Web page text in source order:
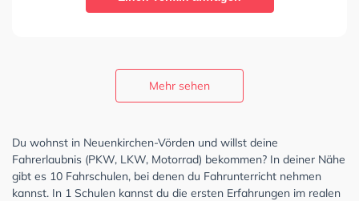
Mehr sehen
Du wohnst in Neuenkirchen-Vörden und willst deine
Fahrerlaubnis (PKW, LKW, Motorrad) bekommen? In deiner Nähe
gibt es 10 Fahrschulen, bei denen du Fahrunterricht nehmen
kannst. In 1 Schulen kannst du die ersten Erfahrungen im realen